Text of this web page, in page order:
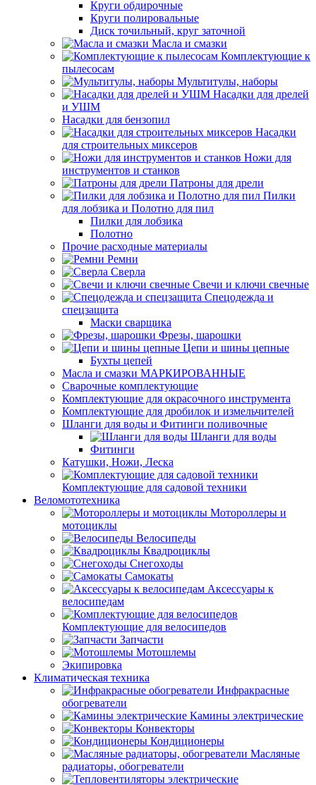
Круги обдирочные
Круги полировальные
Диск точильный, круг заточной
Масла и смазки
Комплектующие к
пылесосам
Мультитулы, наборы
Насадки для дрелей
и УШМ
Насадки для бензопил
Насадки
для строительных миксеров
Ножи для
инструментов и станков
Патроны для дрели
Пилки
для лобзика и Полотно для пил
Пилки для лобзика
Полотно
Прочие расходные материалы
Ремни
Сверла
Свечи и ключи свечные
Спецодежда и
спецзащита
Маски сварщика
Фрезы, шарошки
Цепи и шины цепные
Бухты цепей
Масла и смазки МАРКИРОВАННЫЕ
Сварочные комплектующие
Комплектующие для окрасочного инструмента
Комплектующие для дробилок и измельчителей
Шланги для воды и Фитинги поливочные
Шланги для воды
Фитинги
Катушки, Ножи, Леска
Комплектующие для садовой техники
Веломототехника
Мотороллеры и
мотоциклы
Велосипеды
Квадроциклы
Снегоходы
Самокаты
Аксессуары к
велосипедам
Комплектующие для велосипедов
Запчасти
Мотошлемы
Экипировка
Климатическая техника
Инфракрасные
обогреватели
Камины электрические
Конвекторы
Кондиционеры
Масляные
радиаторы, обогреватели